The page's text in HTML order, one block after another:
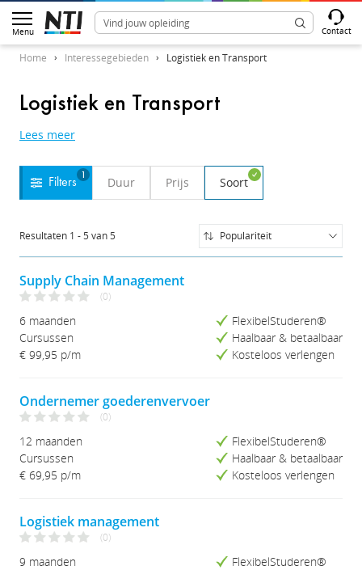
Menu Contact
Home Interessegebieden Logistiek en Transport
Logistiek en Transport
Lees meer
Filters
1 Duur Prijs Soort
Resultaten 1 -5 van5
Populariteit
Populariteit
Prijs (Hoog-Laag)
Studieduur (Kort-Lang)
Studieduur (Lang-Kort)
Supply Chain Management
(0)
6 maanden
Cursussen
€ 99,95 p/m
FlexibelStuderen®
Haalbaar & betaalbaar
Kosteloos verlengen
Ondernemer goederenvervoer
(0)
12 maanden
Cursussen
€ 69,95 p/m
FlexibelStuderen®
Haalbaar & betaalbaar
Kosteloos verlengen
Logistiek management
(0)
9 maanden
FlexibelStuderen®